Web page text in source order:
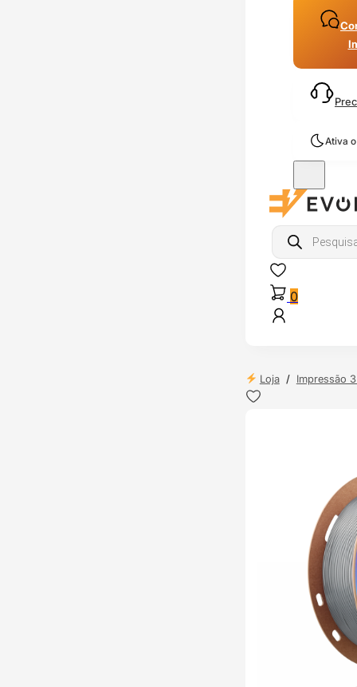
Ativa
Products
search
0
Loja / Impressão